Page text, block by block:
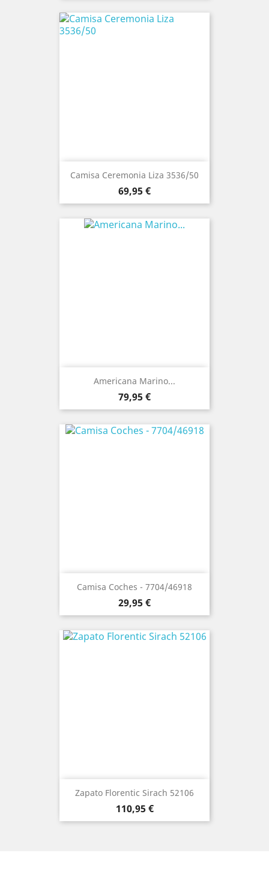
Camisa Ceremonia Liza 3536/50
Precio
69,95 €
Americana Marino...
Precio
79,95 €
Camisa Coches - 7704/46918
Precio
29,95 €
Zapato Florentic Sirach 52106
Precio
110,95 €